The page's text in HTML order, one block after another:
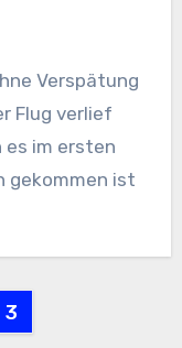
Verspätung
Flug verlief
es im ersten
3